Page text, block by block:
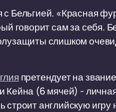
с Бельгией. «Красная
говорит сам за
слишком
претендует на
Кейна (6 мячей) -
строит английскую